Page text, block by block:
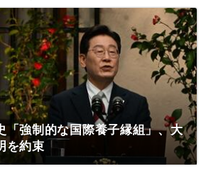
「強制的な国際養子縁組」、大
を約束